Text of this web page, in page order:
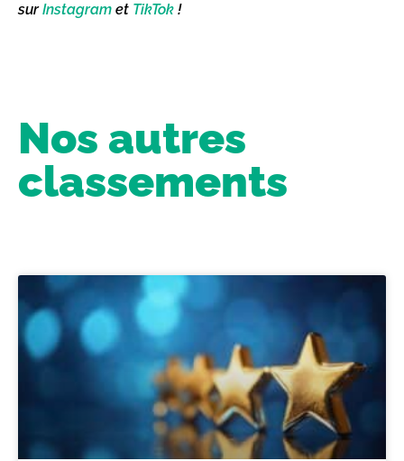
surInstagram et TikTok !
Nos autres
classements